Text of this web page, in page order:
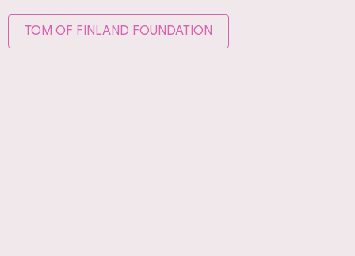
TOM OF FINLAND FOUNDATION